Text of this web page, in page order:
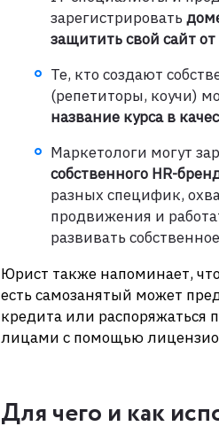
зарегистрировать
защитить свой сайт
Те, кто создают
(репетиторы, коучи)
название курса в
Маркетологи могут
собственного HR-
разных специфик,
продвижения и
развивать
Юрист также напоминает,
есть самозанятый может
кредита или распоряжаться
лицами с помощью
Для чего и как